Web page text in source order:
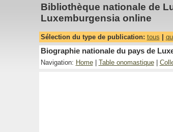
Bibliothèque nationale de
Luxemburgensia online
Sélection du type de publication: tous
Biographie nationale du pays de
Navigation: Home| Table onomastique|